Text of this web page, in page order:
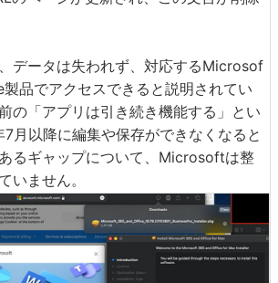
データは失われず、対応するMicrosof
品でアクセスできると説明されてい
の「アプリは引き続き機能する」とい
月以降に編集や保存ができなくなると
るギャップについて、Microsoftは整
いません。